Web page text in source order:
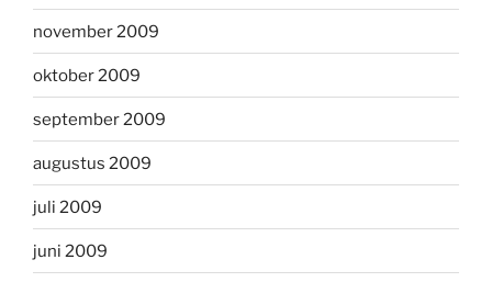
november 2009
oktober 2009
september 2009
augustus 2009
juli 2009
juni 2009